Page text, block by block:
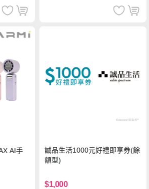
AI手
誠品生活1000元好禮即享券(餘
額型)
$1,000